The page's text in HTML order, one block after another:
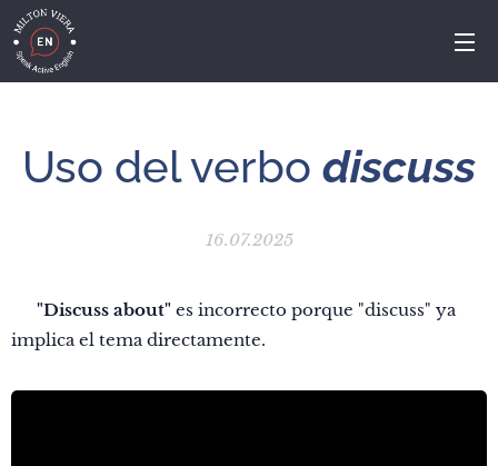
Uso del verbo discuss
16.07.2025
"Discuss about" es incorrecto porque "discuss" ya
implica el tema directamente.